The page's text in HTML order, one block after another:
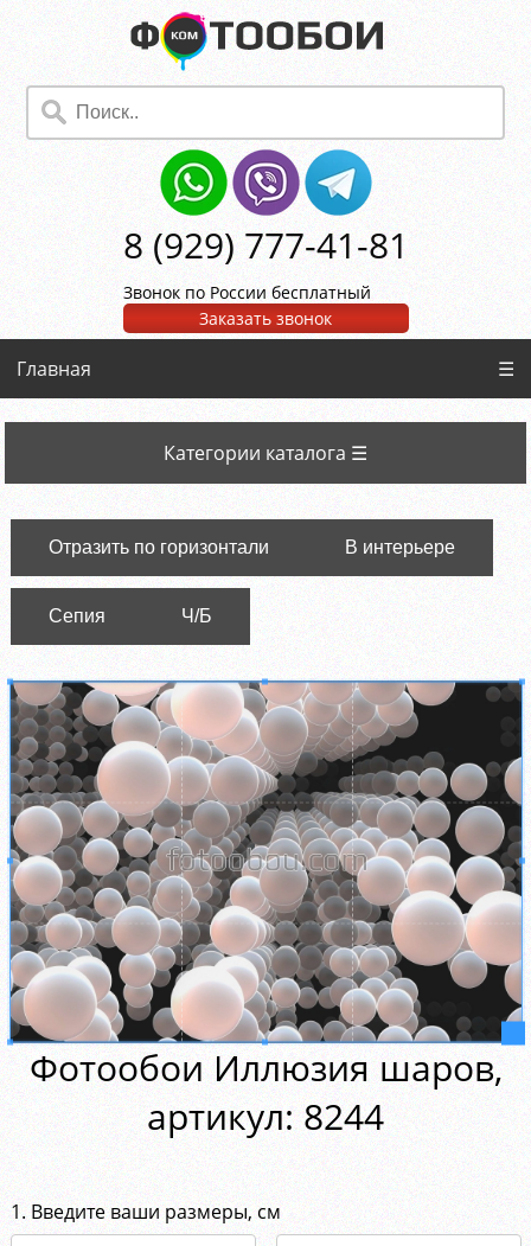
8 (929) 777-41-81
Звонок по России бесплатный
Заказать звонок
Главная ☰
Категории каталога ☰
Отразить по горизонтали В интерьере
Сепия Ч/Б
Фотообои Иллюзия шаров,
aртикул: 8244
1. Введите ваши размеры, см